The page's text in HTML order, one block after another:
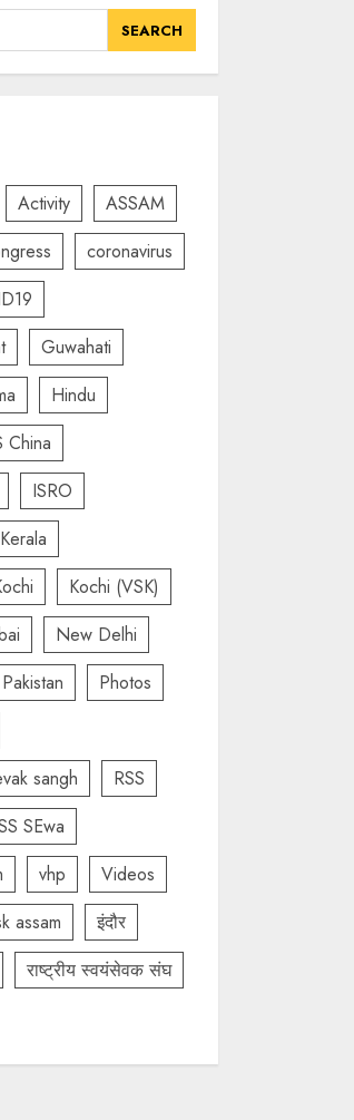
Activity
ASSAM
coronavirus
Guwahati
Hindu
China
ISRO
Kerala
Kochi (VSK)
New Delhi
Pakistan
Photos
sangh
RSS
SEwa
vhp
Videos
assam
इंदौर
राष्ट्रीय स्वयंसेवक संघ